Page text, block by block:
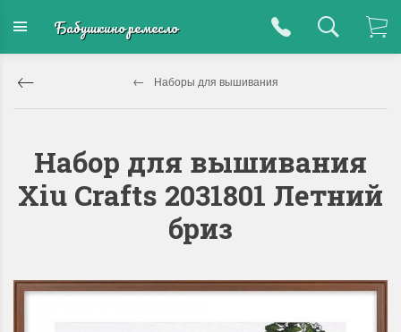
Бабушкино ремесло
Наборы для вышивания
Набор для вышивания
Xiu Crafts 2031801 Летний
бриз